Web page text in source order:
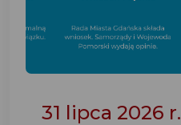
31 lipca 2026